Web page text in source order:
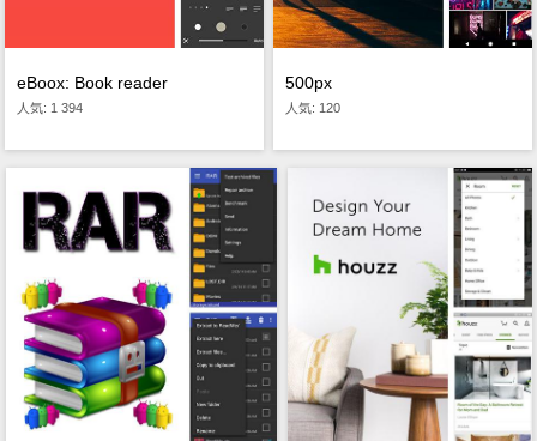
eBoox: Book reader
人気: 1 394
500px
人気: 120